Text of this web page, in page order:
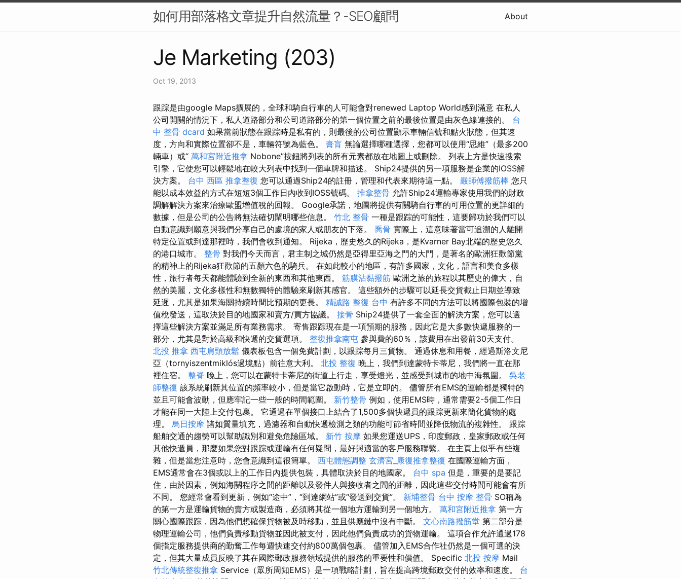
如何用部落格文章提升自然流量？-SEO顧問 About
Je Marketing (203)
Oct 19, 2013
跟踪是由google Maps擴展的，全球和騎自行車的人可能會對renewed Laptop World感到滿意 在私人
公司開關的情況下，私人道路部分和公司道路部分的第一個位置之前的最後位置是由灰色線連接的。 台
中 整骨 dcard 如果當前狀態在跟踪時是私有的，則最後的公司位置顯示車輛信號和點火狀態，但其速
度，方向和實際位置卻不是，車輛符號為藍色。 膏肓 無論選擇哪種選擇，您都可以使用“思維”（最多200
輛車）或“ 萬和宮附近推拿 Nobone”按鈕將列表的所有元素都放在地圖上或刪除。 列表上方是快速搜索
引擎，它使您可以輕鬆地在較大列表中找到一個車牌和描述。 Ship24提供的另一項服務是企業的IOSS解
決方案。 台中 西區 推拿整復 您可以通過Ship24的註冊，管理和代表來期待這一點。 嚴師傅撥筋棒 您只
能以成本效益的方式在短短3個工作日內收到IOSS號碼。 推拿整骨 允許Ship24運輸專家使用我們的財政
調解解決方案來治療歐盟增值稅的回報。 Google承諾，地圖將提供有關騎自行車的可用位置的更詳細的
數據，但是公司的公告將無法確切闡明哪些信息。 竹北 整骨 一種是跟踪的可能性，這要歸功於我們可以
自動意識到願意與我們分享自己的處境的家人或朋友的下落。 喬骨 實際上，這意味著當可追溯的人離開
特定位置或到達那裡時，我們會收到通知。 Rijeka，歷史悠久的Rijeka，是Kvarner Bay北端的歷史悠久
的港口城市。 整骨 對我們今天而言，君主制之城仍然是亞得里亞海之門的大門，是著名的歐洲狂歡節黨
的精神上的Rijeka狂歡節的五顏六色的騎兵。 在如此較小的地區，有許多國家，文化，語言和美食多樣
性，旅行者每天都能體驗到全新的東西和其他東西。 筋膜沾黏撥筋 歐洲之旅的旅程以其歷史的偉大，自
然的美麗，文化多樣性和無數獨特的體驗來刷新其感官。 這些額外的步驟可以延長交貨截止日期並導致
延遲，尤其是如果海關持續時間比預期的更長。 精誠路 整復 台中 有許多不同的方法可以將國際包裝的增
值稅發送，這取決於目的地國家和賣方/買方協議。 接骨 Ship24提供了一套全面的解決方案，您可以選
擇這些解決方案並滿足所有業務需求。 寄售跟踪現在是一項預期的服務，因此它是大多數快遞服務的一
部分，尤其是對於高級和快遞的交貨選項。 整復推拿南屯 參與費的60％，該費用在出發前30天支付。
北投 推拿 西屯肩頸放鬆 儀表板包含一個免費計劃，以跟踪每月三貨物。 通過休息和用餐，經過斯洛文尼
亞（tornyiszentmiklós過境點）前往意大利。 北投 整復 晚上，我們到達蒙特卡蒂尼，我們將一直在那
裡住宿。 整脊 晚上，您可以在蒙特卡蒂尼的街道上行走，享受燈光，並感受到城市的地中海氛圍。 吳老
師整復 該系統刷新其位置的頻率較小，但是當它啟動時，它是立即的。 儘管所有EMS的運輸都是獨特的
並且可能會波動，但應牢記一些一般的時間範圍。 新竹整骨 例如，使用EMS時，通常需要2-5個工作日
才能在同一大陸上交付包裹。 它通過在單個接口上結合了1,500多個快遞員的跟踪更新來簡化貨物的處
理。 烏日按摩 諸如質量填充，過濾器和自動快遞檢測之類的功能可節省時間並降低物流的複雜性。 跟踪
船舶交通的趨勢可以幫助識別和避免危險區域。 新竹 按摩 如果您運送UPS，印度郵政，皇家郵政或任何
其他快遞員，那麼如果您對跟踪或運輸有任何疑問，最好與適當的客戶服務聯繫。 在主頁上似乎有些複
雜，但是當您注意時，您會意識到這很簡單。 西屯體態調整 玄濟宮_康復推拿整復 在國際運輸方面，
EMS通常會在3個或以上的工作日內提供包裝，具體取決於目的地國家。 台中 spa 但是，重要的是要記
住，由於因素，例如海關程序之間的距離以及發件人與接收者之間的距離，因此這些交付時間可能會有所
不同。 您經常會看到更新，例如“途中”，“到達網站”或“發送到交貨”。 新埔整骨 台中 按摩 整骨 SO稱為
的第一方是運輸貨物的賣方或製造商，必須將其從一個地方運輸到另一個地方。 萬和宮附近推拿 第一方
關心國際跟踪，因為他們想確保貨物被及時移動，並且供應鏈中沒有中斷。 文心南路撥筋堂 第二部分是
物理運輸公司，他們負責移動貨物並因此被支付，因此他們負責成功的貨物運輸。 這項合作允許通過178
個指定服務提供商的勤奮工作每週快速交付約800萬個包裹。 儘管加入EMS合作社仍然是一個可選的決
定，但其大量成員反映了其在國際郵政服務領域提供的服務的重要性和價值。 Specific 北投 按摩 Mail
竹北傳統整復推拿 Service（眾所周知EMS）是一項戰略計劃，旨在提高跨境郵政交付的效率和速度。 台